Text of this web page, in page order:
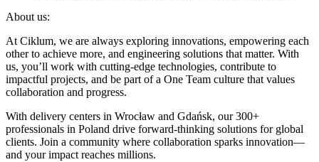
About us:
At Ciklum, we are always exploring innovations, empowering each
other to achieve more, and engineering solutions that matter. With
us, you’ll work with cutting-edge technologies, contribute to
impactful projects, and be part of a One Team culture that values
collaboration and progress.
With delivery centers in Wrocław and Gdańsk, our 300+
professionals in Poland drive forward-thinking solutions for global
clients. Join a community where collaboration sparks innovation—
and your impact reaches millions.